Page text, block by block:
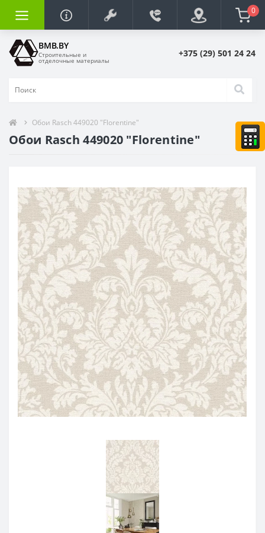
0
BMB.BY
Строительные и
отделочные материалы
+375 (29) 501 24 24
Обои Rasch 449020 "Florentine"
Обои Rasch 449020 "Florentine"